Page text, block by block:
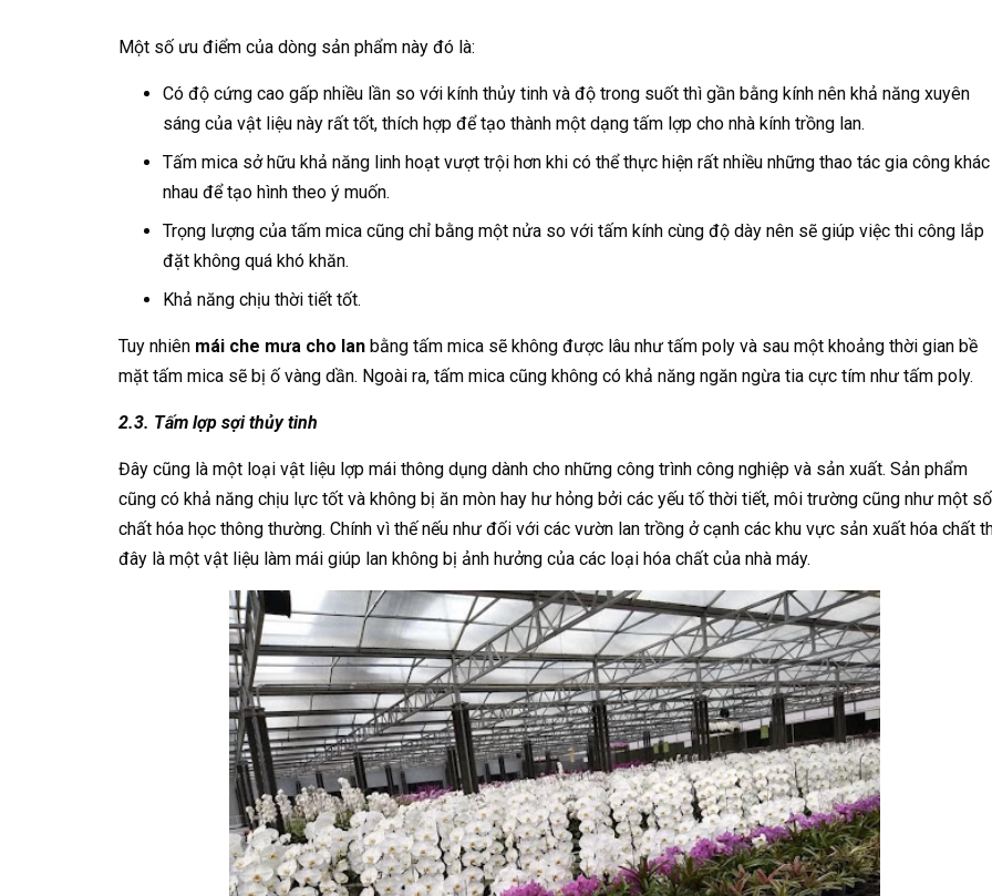
Một số ưu điểm của dòng sản phẩm này đó là:
Có độ cứng cao gấp nhiều lần so với kính thủy tinh và độ trong suốt thì gần bằng kính nên khả năng xuyên
sáng của vật liệu này rất tốt, thích hợp để tạo thành một dạng tấm lợp cho nhà kính trồng lan.
Tấm mica sở hữu khả năng linh hoạt vượt trội hơn khi có thể thực hiện rất nhiều những thao tác gia công khác
nhau để tạo hình theo ý muốn.
Trọng lượng của tấm mica cũng chỉ bằng một nửa so với tấm kính cùng độ dày nên sẽ giúp việc thi công lắp
đặt không quá khó khăn.
Khả năng chịu thời tiết tốt.
Tuy nhiên mái che mưa cho lan bằng tấm mica sẽ không được lâu như tấm poly và sau một khoảng thời gian bề
mặt tấm mica sẽ bị ố vàng dần. Ngoài ra, tấm mica cũng không có khả năng ngăn ngừa tia cực tím như tấm poly.
2.3. Tấm lợp sợi thủy tinh
Đây cũng là một loại vật liệu lợp mái thông dụng dành cho những công trình công nghiệp và sản xuất. Sản phẩm
cũng có khả năng chịu lực tốt và không bị ăn mòn hay hư hỏng bởi các yếu tố thời tiết, môi trường cũng như một số
chất hóa học thông thường. Chính vì thế nếu như đối với các vườn lan trồng ở cạnh các khu vực sản xuất hóa chất
đây là một vật liệu làm mái giúp lan không bị ảnh hưởng của các loại hóa chất của nhà máy.